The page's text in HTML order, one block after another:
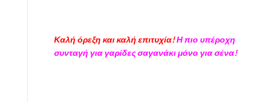
Καλή όρεξη και καλή επιτυχία!Η πιο υπέροχη
συνταγή για γαρίδες σαγανάκι μόνο για σένα!